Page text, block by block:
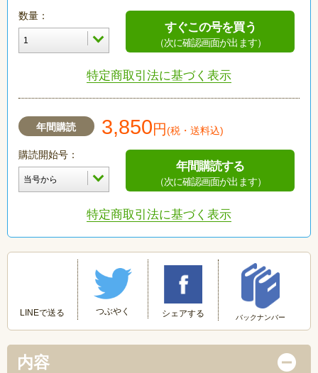
数量：
すぐこの号を買う
（次に確認画面が出ます）
特定商取引法に基づく表示
年間購読 3,850円(税・送料込)
購読開始号：
年間購読する
（次に確認画面が出ます）
特定商取引法に基づく表示
LINEで送る つぶやく シェアする バックナンバー
内容